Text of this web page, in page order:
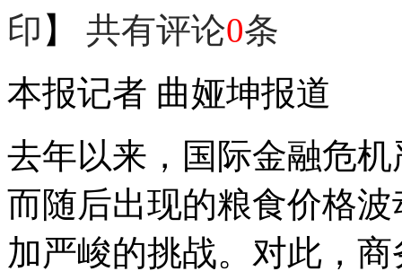
印 】 共有评论0条
本报记者 曲娅坤报道
去年以来，国际金融危
而随后出现的粮食价格
加严峻的挑战。对此，